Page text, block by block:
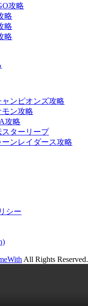
攻略
略
略
略
ンピオンズ攻略
ン攻略
攻略
ターリープ
ーンレイダース攻略
シー
All Rights Reserved.